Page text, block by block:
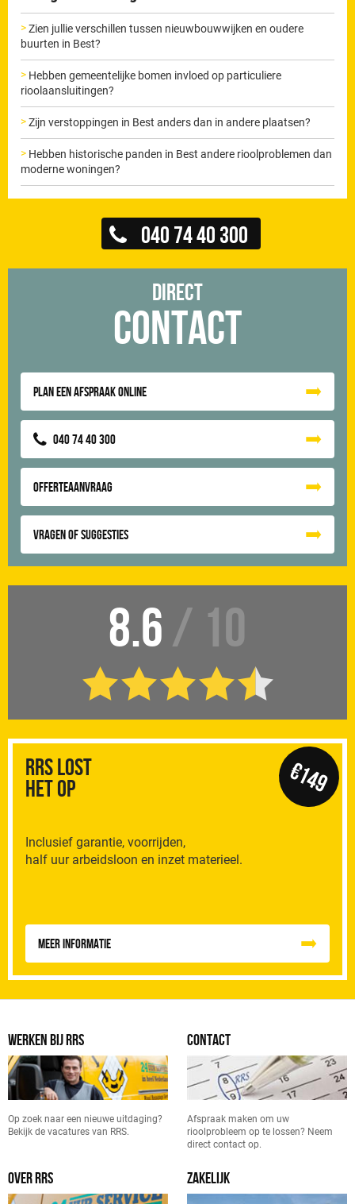
Zien jullie verschillen tussen nieuwbouwwijken en oudere
buurten in Best?
Hebben gemeentelijke bomen invloed op particuliere
rioolaansluitingen?
Zijn verstoppingen in Best anders dan in andere plaatsen?
Hebben historische panden in Best andere rioolproblemen dan
moderne woningen?
040 74 40 300
Direct
Contact
Plan een afspraak online
040 74 40 300
Offerteaanvraag
Vragen of suggesties
8.6 / 10
RRS Lost
het op
Inclusief garantie, voorrijden,
half uur arbeidsloon en inzet materieel.
€149
Meer informatie
WERKEN BIJ RRS
Op zoek naar een nieuwe uitdaging?
Bekijk de vacatures van RRS.
CONTACT
Afspraak maken om uw
rioolprobleem op te lossen? Neem
direct contact op.
OVER RRS ZAKELIJK